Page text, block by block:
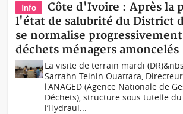
Info
Côte d'Ivoire : Après la
l'état de salubrité du District
se normalise
déchets ménagers amoncelés
La visite de terrain mardi
Sarrahn Teinin Ouattara,
l'ANAGED (Agence Nationale de
Déchets), structure sous tutelle
l’Hydraul...